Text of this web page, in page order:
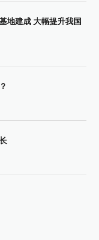
地建成 大幅提升我国